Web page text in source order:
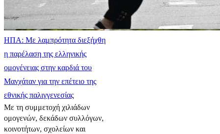
ΗΠΑ: Με λαμπρότητα διεξήχθη
η παρέλαση της ελληνικής
ομογένειας στην καρδιά του
Μανχάταν για την επέτειο της
εθνικής παλιγγενεσίας
Με τη συμμετοχή χιλιάδων
ομογενών, δεκάδων συλλόγων,
κοινοτήτων, σχολείων και